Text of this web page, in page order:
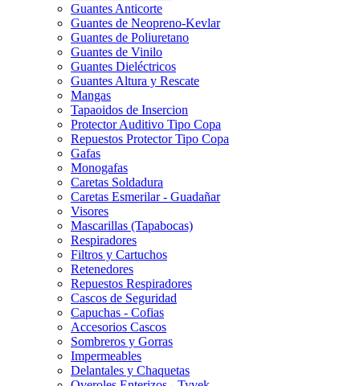
Guantes Anticorte
Guantes de Neopreno-Kevlar
Guantes de Poliuretano
Guantes de Vinilo
Guantes Dieléctricos
Guantes Altura y Rescate
Mangas
Tapaoidos de Insercion
Protector Auditivo Tipo Copa
Repuestos Protector Tipo Copa
Gafas
Monogafas
Caretas Soldadura
Caretas Esmerilar - Guadañar
Visores
Mascarillas (Tapabocas)
Respiradores
Filtros y Cartuchos
Retenedores
Repuestos Respiradores
Cascos de Seguridad
Capuchas - Cofias
Accesorios Cascos
Sombreros y Gorras
Impermeables
Delantales y Chaquetas